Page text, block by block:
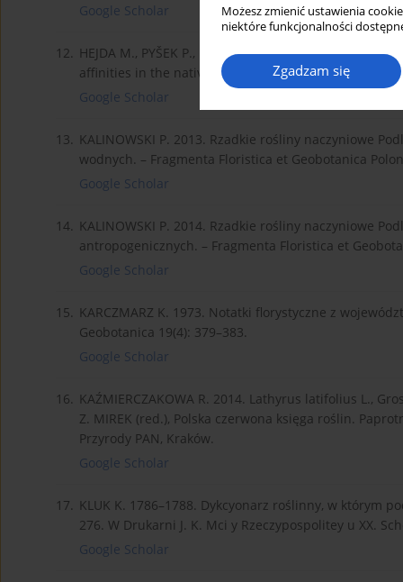
Możesz zmienić ustawienia
niektóre funkcjonalności
Zgadzam się
Google Scholar
12. HEJDA M., PYŠEK P., PERGL J., SÁDLO J., CHYTRÝ
affinities in the native distribution range matter? –
Google Scholar
13. KALINOWSKI P. 2013. Rzadkie rośliny naczyniowe
wodnych. – Fragmenta Floristica et Geobotanica
Google Scholar
14. KALINOWSKI P. 2014. Rzadkie rośliny naczyniowe
antropogenicznych. – Fragmenta Floristica et
Google Scholar
15. KARCZMARZ K. 1973. Notatki florystyczne z
Geobotanica 19(4): 379–383.
Google Scholar
16. KAŹMIERCZAKOWA R. 2014. Lathyrus latifolius L.,
Z. MIREK (red.), Polska czerwona księga roślin.
Przyrody PAN, Kraków.
Google Scholar
17. KLUK K. 1786–1788. Dykcyonarz roślinny, w którym
276. W Drukarni J. K. Mci y Rzeczypospolitey u XX.
Google Scholar